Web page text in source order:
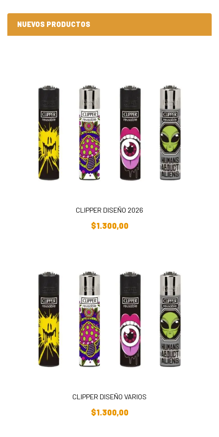
NUEVOS PRODUCTOS
CLIPPER DISEÑO 2026
$1.300,00
CLIPPER DISEÑO VARIOS
$1.300,00